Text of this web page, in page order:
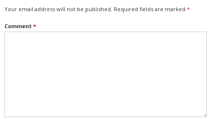
Your email address will not be published. Required fields are marked *
Comment *